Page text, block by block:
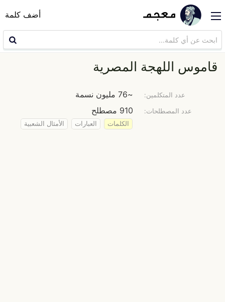
أضف كلمة
قاموس اللهجة المصرية
عدد المتكلمين: ~76 مليون نسمة
عدد المصطلحات: 910 مصطلح
الكلمات العبارات الأمثال الشعبية